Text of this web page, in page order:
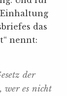
das
nennt:
der
wer es nicht